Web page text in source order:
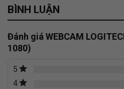
BÌNH LUẬN
Đánh giá WEBCAM
1080)
5
4